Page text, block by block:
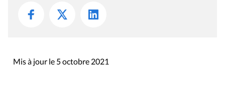
Mis à jour le 5 octobre 2021